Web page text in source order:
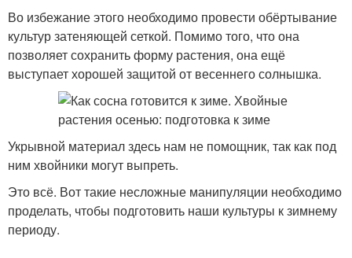
Во избежание этого необходимо провести обёртывание
культур затеняющей сеткой. Помимо того, что она
позволяет сохранить форму растения, она ещё
выступает хорошей защитой от весеннего солнышка.
Укрывной материал здесь нам не помощник, так как под
ним хвойники могут выпреть.
Это всё. Вот такие несложные манипуляции необходимо
проделать, чтобы подготовить наши культуры к зимнему
периоду.